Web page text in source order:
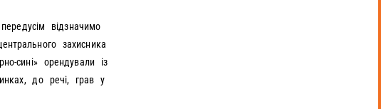
відзначимо
захисника
сині» орендували із
до речі, грав у